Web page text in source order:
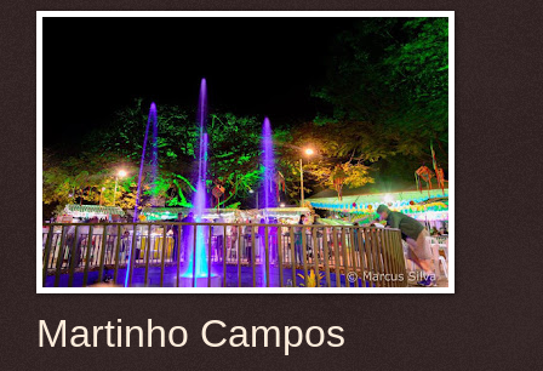
Martinho Campos